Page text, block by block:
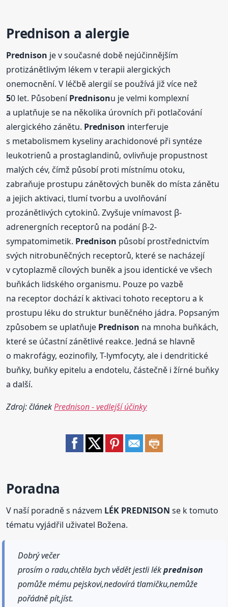
Prednison a alergie
Prednison je v současné době nejúčinnějším
protizánětlivým lékem v terapii alergických
onemocnění. V léčbě alergií se používá již více než
50 let. PůsobeníPrednisonu je velmi komplexní
a uplatňuje se na několika úrovních při potlačování
alergického zánětu. Prednison interferuje
s metabolismem kyseliny arachidonové při syntéze
leukotrienů a prostaglandinů, ovlivňuje propustnost
malých cév, čímž působí proti místnímu otoku,
zabraňuje prostupu zánětových buněk do místa zánětu
a jejich aktivaci, tlumí tvorbu a uvolňování
prozánětlivých cytokinů. Zvyšuje vnímavost β-
adrenergních receptorů na podání β-2-
sympatomimetik. Prednison působí prostřednictvím
svých nitrobuněčných receptorů, které se nacházejí
v cytoplazmě cílových buněk a jsou identické ve všech
buňkách lidského organismu. Pouze po vazbě
na receptor dochází k aktivaci tohoto receptoru a k
prostupu léku do struktur buněčného jádra. Popsaným
způsobem se uplatňuje Prednison na mnoha buňkách,
které se účastní zánětlivé reakce. Jedná se hlavně
o makrofágy, eozinofily, T-lymfocyty, ale i dendritické
buňky, buňky epitelu a endotelu, částečně i žírné buňky
a další.
Zdroj: článekPrednison - vedlejší účinky
Poradna
V naší poradně s názvem LÉK PREDNISON se k tomuto
tématu vyjádřil uživatel Božena.
Dobrý večer
prosím o radu,chtěla bych vědět jestli lékprednison
pomůže mému pejskovi,nedovírá tlamičku,nemůže
pořádně pít,jíst.